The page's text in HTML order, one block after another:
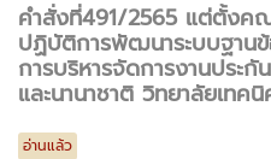
คำสั่งที่491/2565 แต่ตั้งค
ปฏิบัติการพัฒนาระบบฐาน
การบริหารจัดการงานประ
และนานาชาติ วิทยาลัยเทค
อ่านแล้ว